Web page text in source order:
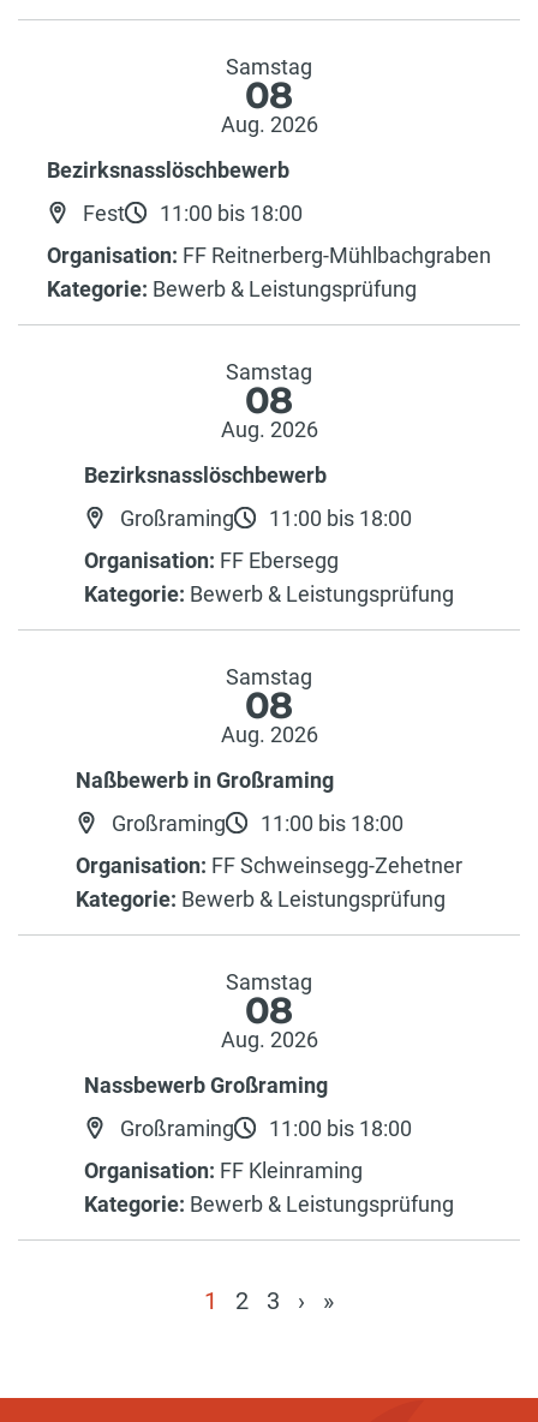
Samstag
08
Aug. 2026
Bezirksnasslöschbewerb
Fest
11:00 bis 18:00
Organisation: FF Reitnerberg-Mühlbachgraben
Kategorie: Bewerb & Leistungsprüfung
Samstag
08
Aug. 2026
Bezirksnasslöschbewerb
Großraming
11:00 bis 18:00
Organisation: FF Ebersegg
Kategorie: Bewerb & Leistungsprüfung
Samstag
08
Aug. 2026
Naßbewerb in Großraming
Großraming
11:00 bis 18:00
Organisation: FF Schweinsegg-Zehetner
Kategorie: Bewerb & Leistungsprüfung
Samstag
08
Aug. 2026
Nassbewerb Großraming
Großraming
11:00 bis 18:00
Organisation: FF Kleinraming
Kategorie: Bewerb & Leistungsprüfung
1 2 3 › »